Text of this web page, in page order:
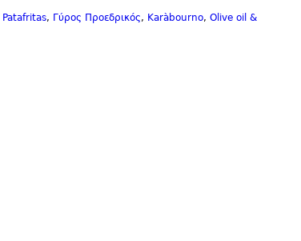
Patafritas, Γύρος Προεδρικός, Karàbourno, Olive oil &